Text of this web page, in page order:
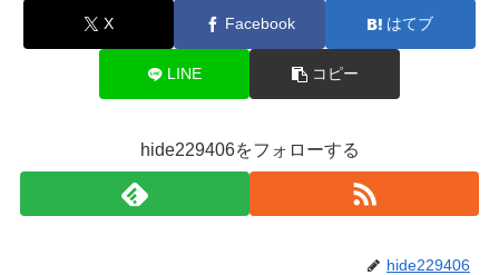
X Facebook はてブ
LINE コピー
hide229406をフォローする
hide229406